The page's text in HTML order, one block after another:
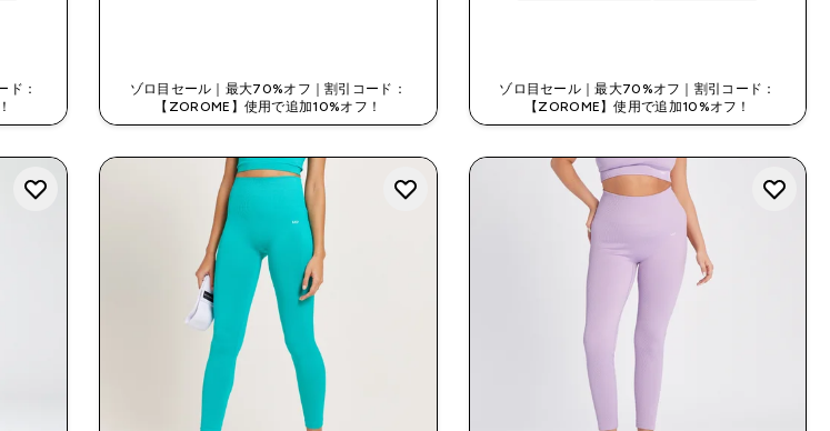
ド：
ゾロ目セール｜最大70%オフ｜割引コード：
【ZOROME】使用で追加10%オフ！
ゾロ目セール｜最大70%オフ｜割引コード：
【ZOROME】使用で追加10%オフ！